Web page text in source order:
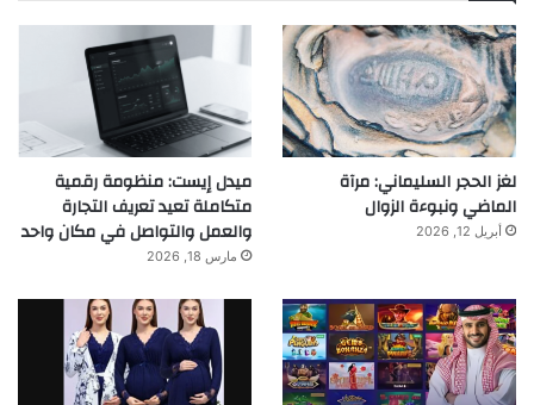
لغز الحجر السليماني: مرآة
الماضي ونبوءة الزوال
أبريل 12, 2026
ميدل إيست: منظومة رقمية
متكاملة تعيد تعريف التجارة
والعمل والتواصل في مكان واحد
مارس 18, 2026